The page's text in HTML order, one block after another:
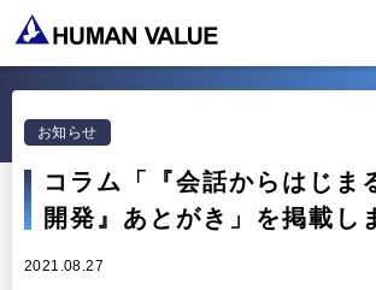
TOP
WHO WE ARE
HVからのメッセージ
研究員紹介
WHAT WE DO
組織変革
エンゲージメント
STORIES
お知らせ
コラム「『会話からはじま
開発』あとがき」を掲載し
2021.08.27